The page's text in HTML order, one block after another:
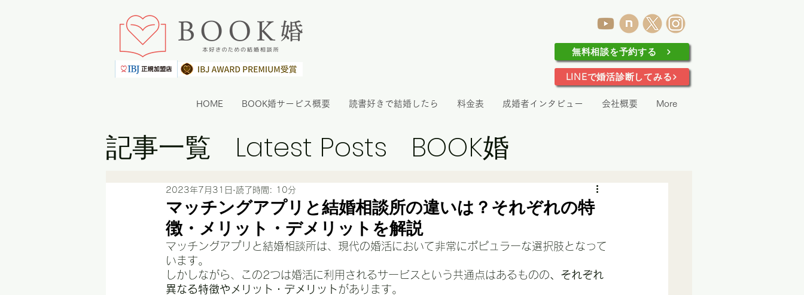
無料相談を予約する
LINEで婚活診断してみる
HOME BOOK婚サービス概要 読書好きで結婚したら 料金表 成婚者インタビュー 会社概要 More
記事一覧 Latest Posts BOOK婚
マッチングアプリと結婚相談所の違いは？それぞれの特
徴・メリット・デメリットを解説
2023年7月31日 読了時間: 10分
マッチングアプリと結婚相談所は、現代の婚活において非常にポピュラーな選択肢となって
います。
しかしながら、この2つは婚活に利用されるサービスという共通点はあるものの、それぞれ
異なる特徴やメリット・デメリットがあります。